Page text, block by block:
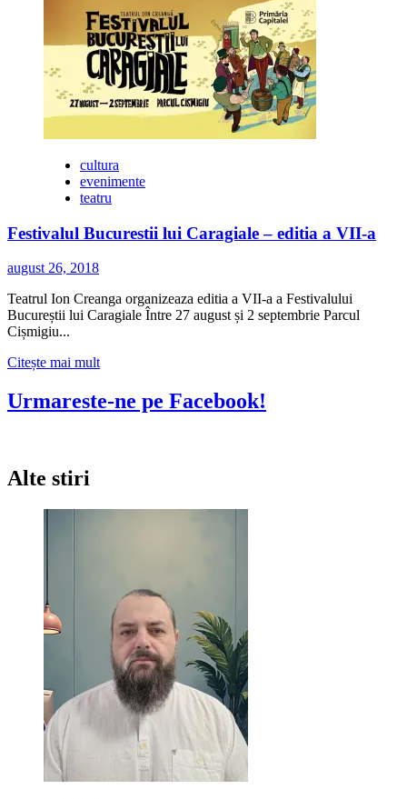
despre
”Niște
Oameni”
la
terasa
Hop
Garden
splaiul
Unirii
nr.
225
cultura
evenimente
teatru
Festivalul Bucurestii lui Caragiale – editia a VII-a
august 26, 2018
Teatrul Ion Creanga organizeaza editia a VII-a a Festivalului
Bucureștii lui Caragiale Între 27 august și 2 septembrie Parcul
Cișmigiu...
Citește mai multCitește
despre
editia
Urmareste-ne pe Facebook!
Alte stiri